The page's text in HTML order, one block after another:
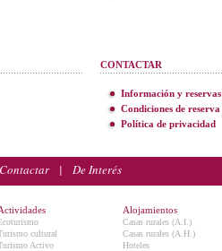
CONTACTAR
Información y reservas
Condiciones de reserva
Política de privacidad
Contactar| De Interés
cultural
Activo
Alojamientos
Casas rurales (A.I.)
Casas rurales (A.H.)
Hoteles